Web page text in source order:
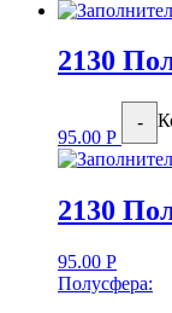
2130
95.00 Р
-
2130
95.00 Р
Полусфера: